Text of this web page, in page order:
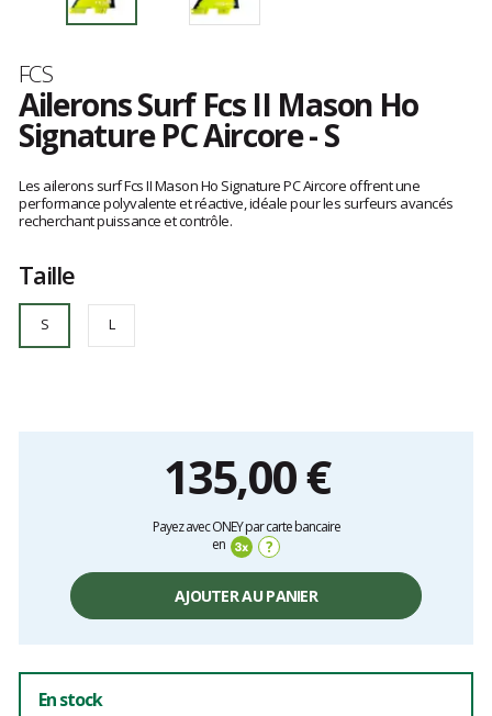
Marque
FCS
Ailerons Surf Fcs II Mason Ho
Signature PC Aircore - S
PC01-
SM-
TS-
S
avis
clients
Les ailerons surf Fcs II Mason Ho Signature PC Aircore offrent une
performance polyvalente et réactive, idéale pour les surfeurs avancés
recherchant puissance et contrôle.
Taille
S L
135,00 €
Payez avec ONEY par carte bancaire
en
?
AJOUTER AU PANIER
En stock